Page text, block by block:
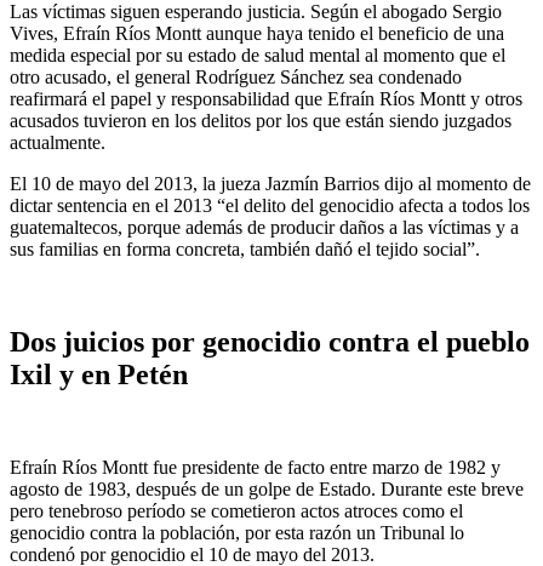
Las víctimas siguen esperando justicia. Según el abogado Sergio
Vives, Efraín Ríos Montt aunque haya tenido el beneficio de una
medida especial por su estado de salud mental al momento que el
otro acusado, el general Rodríguez Sánchez sea condenado
reafirmará el papel y responsabilidad que Efraín Ríos Montt y otros
acusados tuvieron en los delitos por los que están siendo juzgados
actualmente.
El 10 de mayo del 2013, la jueza Jazmín Barrios dijo al momento de
dictar sentencia en el 2013 “el delito del genocidio afecta a todos los
guatemaltecos, porque además de producir daños a las víctimas y a
sus familias en forma concreta, también dañó el tejido social”.
Dos juicios por genocidio contra el pueblo
Ixil y en Petén
Efraín Ríos Montt fue presidente de facto entre marzo de 1982 y
agosto de 1983, después de un golpe de Estado. Durante este breve
pero tenebroso período se cometieron actos atroces como el
genocidio contra la población, por esta razón un Tribunal lo
condenó por genocidio el 10 de mayo del 2013.